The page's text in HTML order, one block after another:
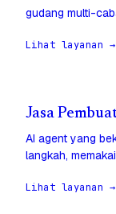
gudang multi-
Lihat layanan →
Jasa
AI agent yang
langkah,
Lihat layanan →